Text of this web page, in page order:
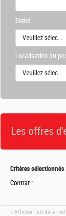
Entité
Veuillez
Localisation du
Veuillez
Les offres
Critères sélectionnés
Contrat :
» Afficher l'url de la